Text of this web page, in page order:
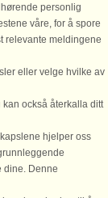
i et hyggeligt
tilbyder en fredelig
vilde skønhed ved
3.395 NOK
personlig
våre, for å spore
relevante meldingene
eller velge hvilke av
kan också återkalla ditt
hjelper oss
dine. Denne